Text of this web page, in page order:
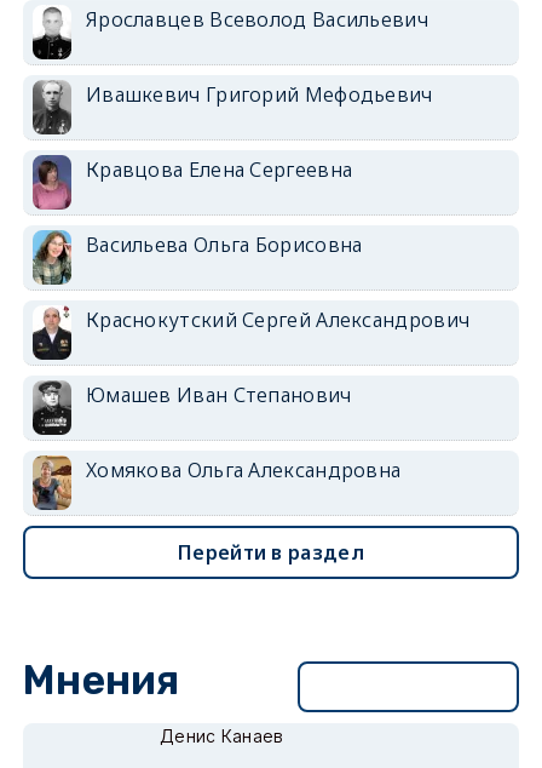
Ярославцев Всеволод Васильевич
Ивашкевич Григорий Мефодьевич
Кравцова Елена Сергеевна
Васильева Ольга Борисовна
Краснокутский Сергей Александрович
Юмашев Иван Степанович
Хомякова Ольга Александровна
Перейти в раздел
Мнения
Денис Канаев